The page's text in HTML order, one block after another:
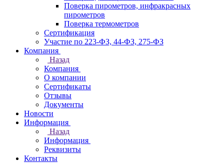
Поверка пирометров, инфракрасных
пирометров
Поверка термометров
Сертификация
Участие по 223-ФЗ, 44-ФЗ, 275-ФЗ
Компания
Назад
Компания
О компании
Сертификаты
Отзывы
Документы
Новости
Информация
Назад
Информация
Реквизиты
Контакты